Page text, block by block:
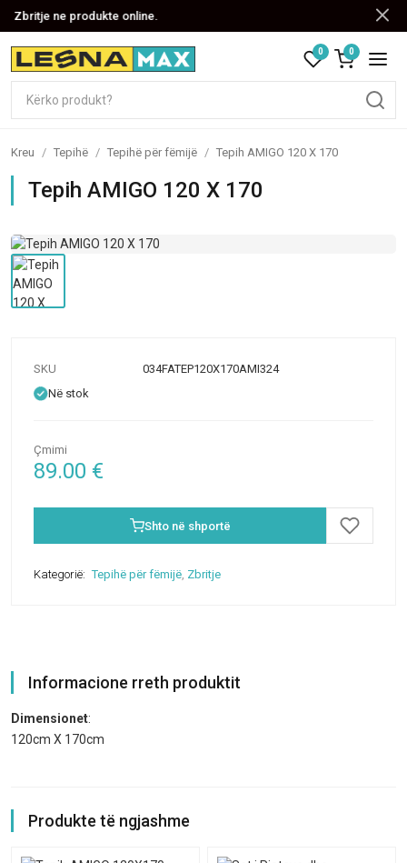
Zbritje ne produkte online.
0 0
Kreu / Tepihë / Tepihë për fëmijë / Tepih AMIGO 120 X 170
Tepih AMIGO 120 X 170
SKU
034FATEP120X170AMI324
Në stok
Çmimi
89.00 €
Shto në shportë
Kategorië: Tepihë për fëmijë, Zbritje
Informacione rreth produktit
Dimensionet:
120cm X 170cm
Produkte të ngjashme